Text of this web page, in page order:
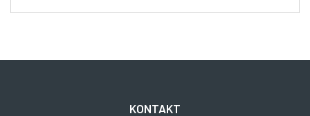
KONTAKT